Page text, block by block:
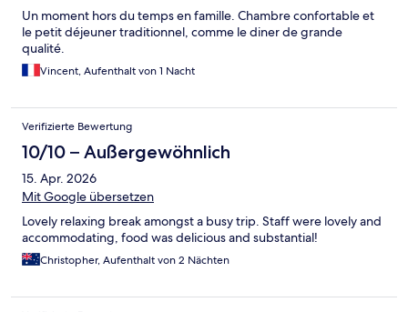
Un moment hors du temps en famille. Chambre confortable et
le petit déjeuner traditionnel, comme le diner de grande
qualité.
Vincent, Aufenthalt von 1 Nacht
Verifizierte Bewertung
10/10 – Außergewöhnlich
15. Apr. 2026
Mit Google übersetzen
Lovely relaxing break amongst a busy trip. Staff were lovely and
accommodating, food was delicious and substantial!
Christopher, Aufenthalt von 2 Nächten